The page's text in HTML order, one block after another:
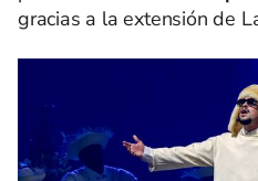
gracias a la extensión de